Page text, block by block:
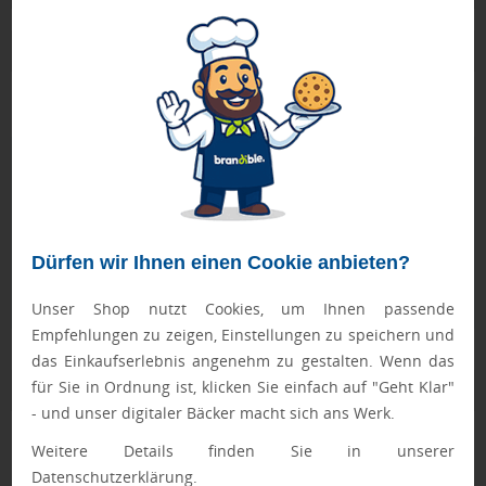
Dürfen wir Ihnen einen Cookie anbieten?
Unser Shop nutzt Cookies, um Ihnen passende
Empfehlungen zu zeigen, Einstellungen zu speichern und
das Einkaufserlebnis angenehm zu gestalten. Wenn das
für Sie in Ordnung ist, klicken Sie einfach auf "Geht Klar"
- und unser digitaler Bäcker macht sich ans Werk.
Weitere Details finden Sie in unserer
Datenschutzerklärung.
Produktbeschreibung
mit weißem Papier, auch als Bierdeckelständer geeignet
Nur Produkte, die unseren Qualitätscheck
schaffen es in den Shop.Mehr erfahren
Ewa Engel,
Zusatzinformation
Artikelnummer: 210-7014PC-0